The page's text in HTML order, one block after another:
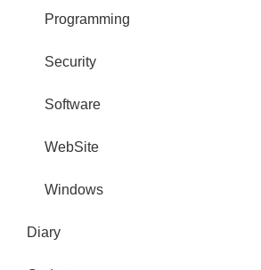
Programming
Security
Software
WebSite
Windows
Diary